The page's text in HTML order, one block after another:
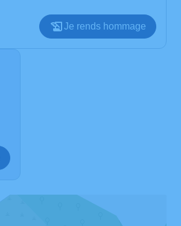
Je rends hommage